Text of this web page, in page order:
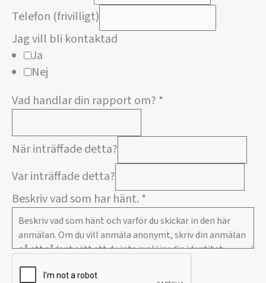
Telefon (frivilligt)
Jag vill bli kontaktad
Ja
Nej
Vad handlar din rapport om? *
När inträffade detta?
Var inträffade detta?
Beskriv vad som har hänt. *